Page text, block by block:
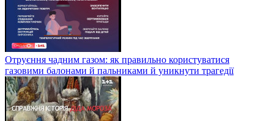
Отруєння чадним газом: як правильно користуватися
газовими балонами й пальниками й уникнути трагедії